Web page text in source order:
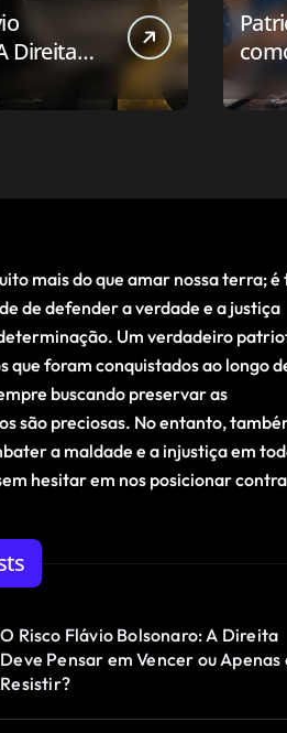
Direita
em
mais do que amar nossa terra; é
de defender a verdade e a justiça
Um verdadeiro
que foram conquistados ao longo
buscando preservar as
são preciosas. No entanto,
a maldade e a injustiça em
hesitar em nos posicionar
O Risco Flávio Bolsonaro: A Direita
Deve Pensar em Vencer ou Apenas
Resistir?